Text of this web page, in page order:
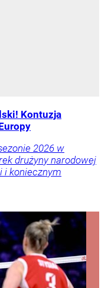
Kontuzja
2026 w
drużyny narodowej
i koniecznym